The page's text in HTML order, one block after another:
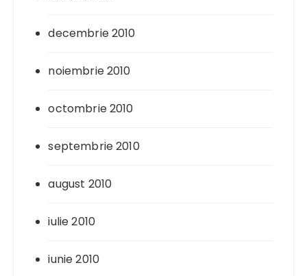
decembrie 2010
noiembrie 2010
octombrie 2010
septembrie 2010
august 2010
iulie 2010
iunie 2010